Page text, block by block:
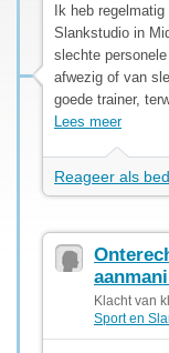
Ik heb
Slankstudio in
slechte
afwezig of van
goede trainer,
Lees meer
Reageer als
Klacht van
Sport en